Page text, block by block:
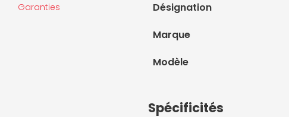
Garanties
Désignation
Marque
Modèle
Spécificités